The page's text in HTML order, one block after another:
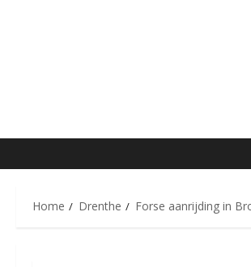
Home Drenthe Forse aanrijding in